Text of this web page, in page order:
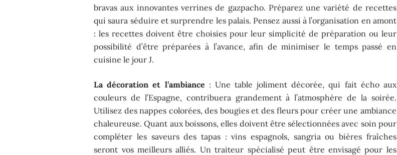
bravas aux innovantes verrines de gazpacho. Préparez une variété de recettes
qui saura séduire et surprendre les palais. Pensez aussi à l’organisation en amont
: les recettes doivent être choisies pour leur simplicité de préparation ou leur
possibilité d’être préparées à l’avance, afin de minimiser le temps passé en
cuisine le jour J.
La décoration et l’ambiance : Une table joliment décorée, qui fait écho aux
couleurs de l’Espagne, contribuera grandement à l’atmosphère de la soirée.
Utilisez des nappes colorées, des bougies et des fleurs pour créer une ambiance
chaleureuse. Quant aux boissons, elles doivent être sélectionnées avec soin pour
compléter les saveurs des tapas : vins espagnols, sangria ou bières fraîches
seront vos meilleurs alliés. Un traiteur spécialisé peut être envisagé pour les